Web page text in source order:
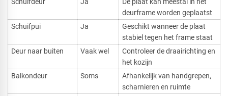
Schuifdeur Ja
De plaat kan meestal in het
deurframe worden geplaatst
Schuifpui
Ja
Geschikt wanneer de plaat
stabiel tegen het frame staat
Deur naar buiten
Vaak wel
Controleer de draairichting en
het kozijn
Balkondeur
Soms
Afhankelijk van handgrepen,
scharnieren en ruimte